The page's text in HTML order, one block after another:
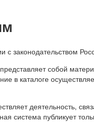
с законодательством
собой
в каталоге
деятельность,
система публикует